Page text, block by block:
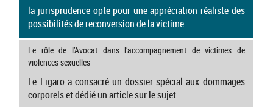
la jurisprudence opte pour une appréciation réaliste des
possibilités de reconversion de la victime
Le rôle de l’Avocat dans l’accompagnement de victimes de
violences sexuelles
Le Figaro a consacré un dossier spécial aux dommages
corporels et dédié un article sur le sujet